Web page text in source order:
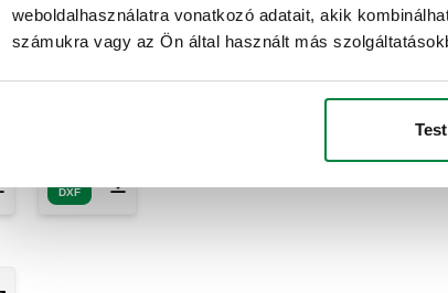
weboldalhasználatra vonatkozó adatait, akik
számukra vagy az Ön által használt más
A (ISO 228-1) M
DXF